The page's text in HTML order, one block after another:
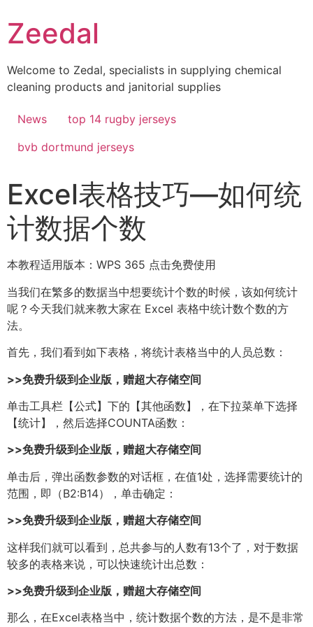
to
content
Zeedal
Welcome to Zedal, specialists in supplying chemical
cleaning products and janitorial supplies
News
top 14 rugby jerseys
bvb dortmund jerseys
Excel表格技巧—如何统
计数据个数
本教程适用版本：WPS 365 点击免费使用
当我们在繁多的数据当中想要统计个数的时候，该如何统计
呢？今天我们就来教大家在 Excel 表格中统计数个数的方
法。
首先，我们看到如下表格，将统计表格当中的人员总数：
>>免费升级到企业版，赠超大存储空间
单击工具栏【公式】下的【其他函数】，在下拉菜单下选择
【统计】，然后选择COUNTA函数：
>>免费升级到企业版，赠超大存储空间
单击后，弹出函数参数的对话框，在值1处，选择需要统计的
范围，即（B2:B14），单击确定：
>>免费升级到企业版，赠超大存储空间
这样我们就可以看到，总共参与的人数有13个了，对于数据
较多的表格来说，可以快速统计出总数：
>>免费升级到企业版，赠超大存储空间
那么，在Excel表格当中，统计数据个数的方法，是不是非常